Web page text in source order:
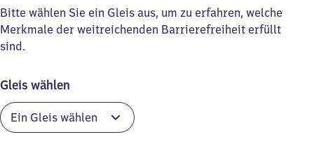
Bitte wählen Sie ein Gleis aus, um zu erfahren, welche
Merkmale der weitreichenden Barrierefreiheit erfüllt
sind.
Gleis wählen